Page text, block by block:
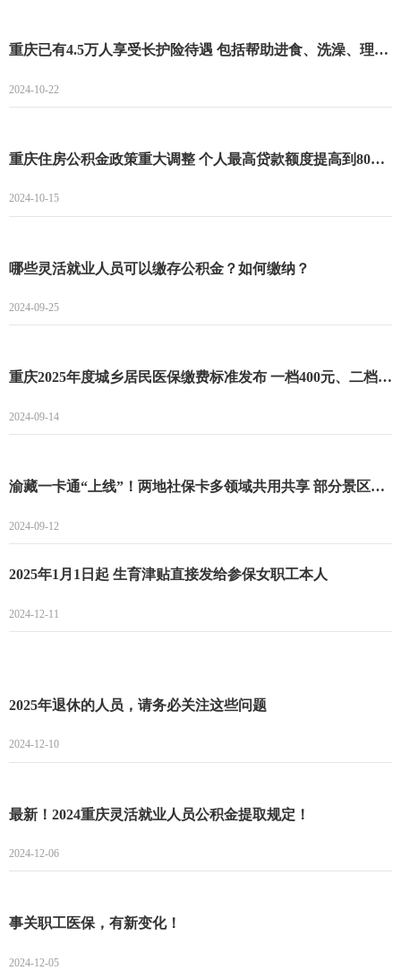
重庆已有4.5万人享受长护险待遇 包括帮助进食、洗澡、理发等护理服务
2024-10-22
重庆住房公积金政策重大调整 个人最高贷款额度提高到80万元
2024-10-15
哪些灵活就业人员可以缴存公积金？如何缴纳？
2024-09-25
重庆2025年度城乡居民医保缴费标准发布 一档400元、二档775元！
2024-09-14
渝藏一卡通“上线”！两地社保卡多领域共用共享 部分景区还享5折优惠
2024-09-12
2025年1月1日起 生育津贴直接发给参保女职工本人
2024-12-11
2025年退休的人员，请务必关注这些问题
2024-12-10
最新！2024重庆灵活就业人员公积金提取规定！
2024-12-06
事关职工医保，有新变化！
2024-12-05